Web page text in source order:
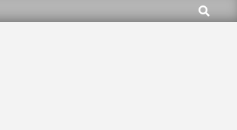
Buscar